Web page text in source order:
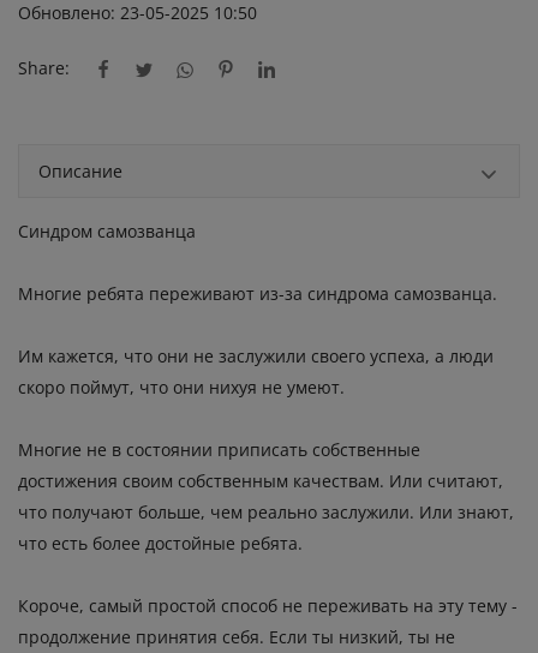
Обновлено: 23-05-2025 10:50
Share:
Описание
Синдром самозванца
Многие ребята переживают из-за синдрома самозванца.
Им кажется, что они не заслужили своего успеха, а люди
скоро поймут, что они нихуя не умеют.
Многие не в состоянии приписать собственные
достижения своим собственным качествам. Или считают,
что получают больше, чем реально заслужили. Или знают,
что есть более достойные ребята.
Короче, самый простой способ не переживать на эту тему -
продолжение принятия себя. Если ты низкий, ты не